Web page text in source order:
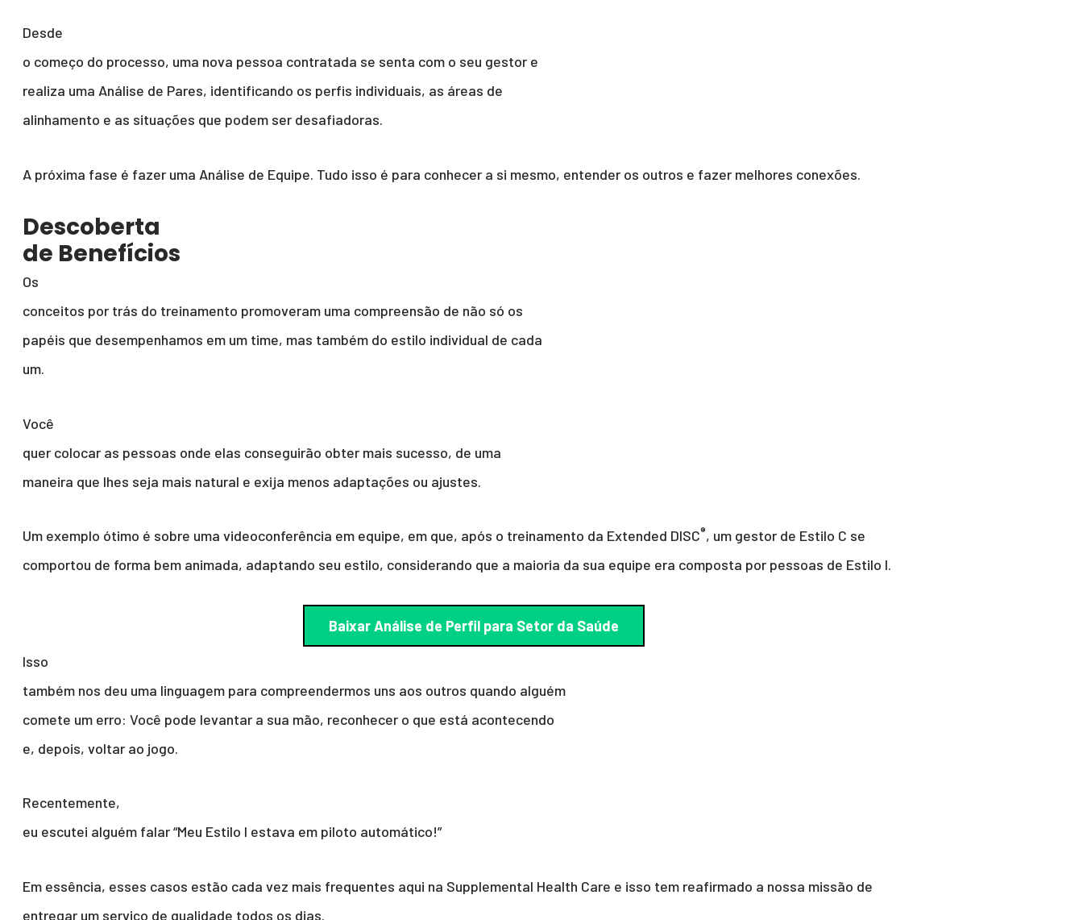
Desde
o começo do processo, uma nova pessoa contratada se senta com o seu gestor e
realiza uma Análise de Pares, identificando os perfis individuais, as áreas de
alinhamento e as situações que podem ser desafiadoras.
A próxima fase é fazer uma Análise de Equipe. Tudo isso é para conhecer a si mesmo, entender os outros e fazer melhores conexões.
Descoberta
de Benefícios
Os
conceitos por trás do treinamento promoveram uma compreensão de não só os
papéis que desempenhamos em um time, mas também do estilo individual de cada
um.
Você
quer colocar as pessoas onde elas conseguirão obter mais sucesso, de uma
maneira que lhes seja mais natural e exija menos adaptações ou ajustes.
Um exemplo ótimo é sobre uma videoconferência em equipe, em que, após o treinamento da Extended DISC®, um gestor de Estilo C se
comportou de forma bem animada, adaptando seu estilo, considerando que a maioria da sua equipe era composta por pessoas de Estilo I.
Baixar Análise de Perfil para Setor da Saúde
Isso
também nos deu uma linguagem para compreendermos uns aos outros quando alguém
comete um erro: Você pode levantar a sua mão, reconhecer o que está acontecendo
e, depois, voltar ao jogo.
Recentemente,
eu escutei alguém falar “Meu Estilo I estava em piloto automático!”
Em essência, esses casos estão cada vez mais frequentes aqui na Supplemental Health Care e isso tem reafirmado a nossa missão de
entregar um serviço de qualidade todos os dias.